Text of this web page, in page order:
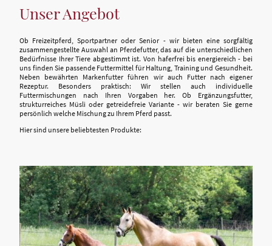
Unser Angebot
Ob Freizeitpferd, Sportpartner oder Senior - wir bieten eine sorgfältig
zusammengestellte Auswahl an Pferdefutter, das auf die unterschiedlichen
Bedürfnisse Ihrer Tiere abgestimmt ist. Von haferfrei bis energiereich - bei
uns finden Sie passende Futtermittel für Haltung, Training und Gesundheit.
Neben bewährten Markenfutter führen wir auch Futter nach eigener
Rezeptur. Besonders praktisch: Wir stellen auch individuelle
Futtermischungen nach Ihren Vorgaben her. Ob Ergänzungsfutter,
strukturreiches Müsli oder getreidefreie Variante - wir beraten Sie gerne
persönlich welche Mischung zu Ihrem Pferd passt.
Hier sind unsere beliebtesten Produkte: